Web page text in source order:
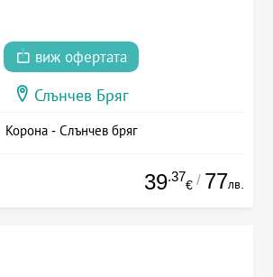
виж офертата
Слънчев Бряг
Корона - Слънчев бряг
39.37
€ / 77лв.